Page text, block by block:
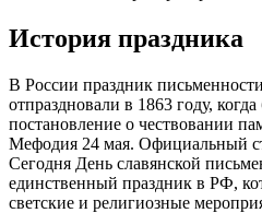
История праздника
В России праздник
отпраздновали в 1863 году,
постановление о чествовании
Мефодия 24 мая. Официальный
Сегодня День славянской
единственный праздник в РФ,
светские и религиозные